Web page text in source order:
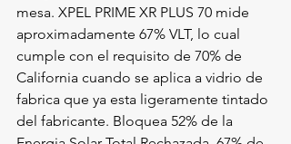
mesa. XPEL PRIME XR PLUS 70 mide
aproximadamente 67% VLT, lo cual
cumple con el requisito de 70% de
California cuando se aplica a vidrio de
fabrica que ya esta ligeramente tintado
del fabricante. Bloquea 52% de la